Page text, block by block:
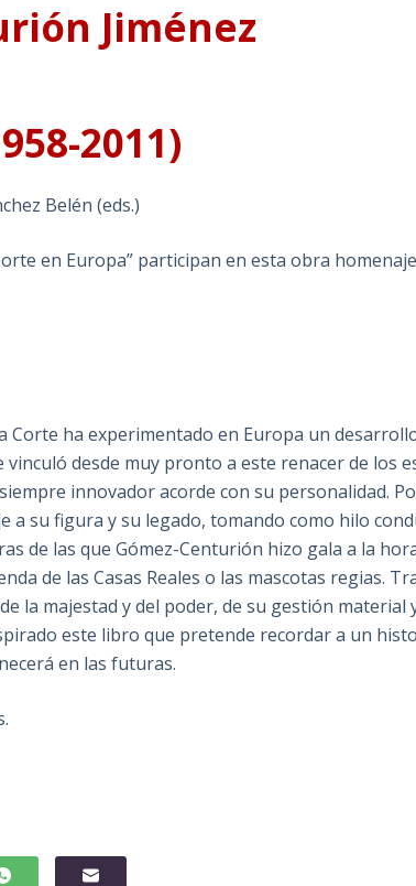
Jiménez
2011)
Belén (eds.)
en Europa” participan en esta obra
ha experimentado en Europa un
desde muy pronto a este renacer de los
innovador acorde con su personalidad.
su figura y su legado, tomando como hilo
de las que Gómez-Centurión hizo gala a la
de las Casas Reales o las mascotas regias.
la majestad y del poder, de su gestión material
este libro que pretende recordar a un
en las futuras.